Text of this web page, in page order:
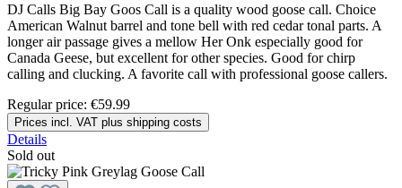
DJ Calls Big Bay Goos Call is a quality wood goose call. Choice
American Walnut barrel and tone bell with red cedar tonal parts. A
longer air passage gives a mellow Her Onk especially good for
Canada Geese, but excellent for other species. Good for chirp
calling and clucking. A favorite call with professional goose callers.
Regular price: €59.99
Prices incl. VAT plus shipping costs
Details
Sold out